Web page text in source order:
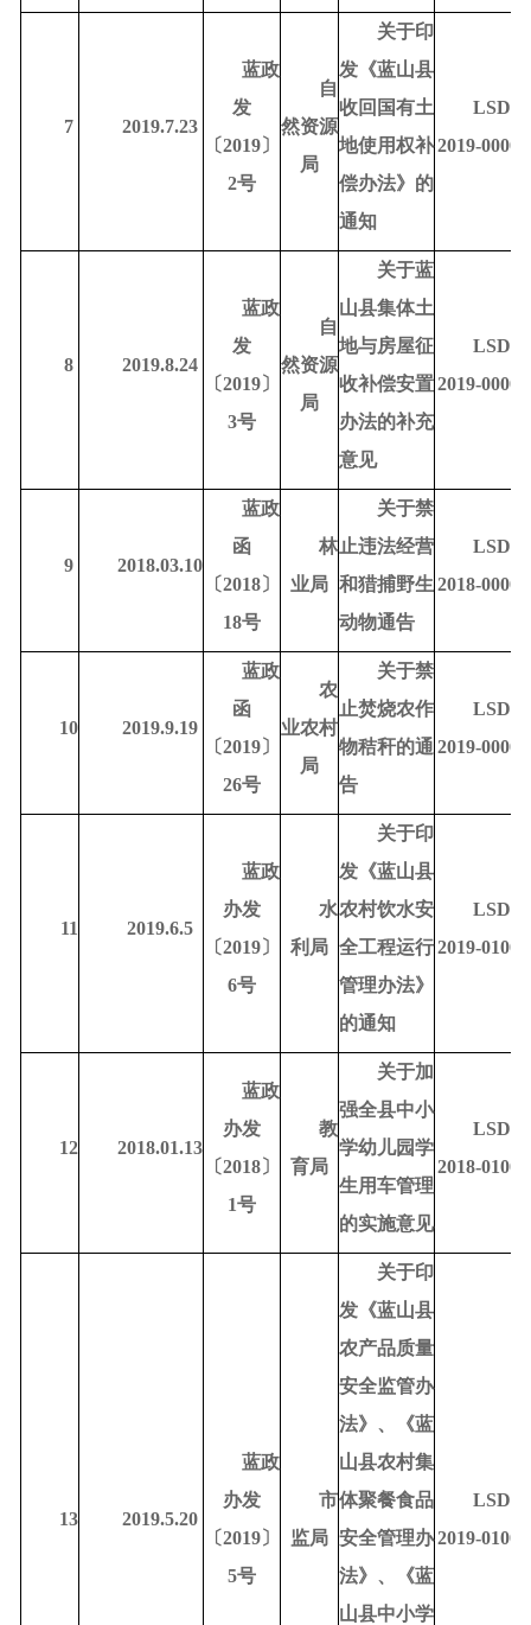
7 2019.7.23
蓝政
发
〔2019〕
2号
自
然资源
局
关于印
发《蓝山县
收回国有土
地使用权补
偿办法》的
通知
LSDR-
2019-00006
8 2019.8.24
蓝政
发
〔2019〕
3号
自
然资源
局
关于蓝
山县集体土
地与房屋征
收补偿安置
办法的补充
意见
LSDR-
2019-00008
9 2018.03.10
蓝政
函
〔2018〕
18号
林
业局
关于禁
止违法经营
和猎捕野生
动物通告
LSDR-
2018-00006
10 2019.9.19
蓝政
函
〔2019〕
26号
农
业农村
局
关于禁
止焚烧农作
物秸秆的通
告
LSDR-
2019-00009
11 2019.6.5
蓝政
办发
〔2019〕
6号
水
利局
关于印
发《蓝山县
农村饮水安
全工程运行
管理办法》
的通知
LSDR-
2019-01003
12 2018.01.13
蓝政
办发
〔2018〕
1号
教
育局
关于加
强全县中小
学幼儿园学
生用车管理
的实施意见
LSDR-
2018-01001
13 2019.5.20
蓝政
办发
〔2019〕
5号
市
监局
关于印
发《蓝山县
农产品质量
安全监管办
法》、《蓝
山县农村集
体聚餐食品
安全管理办
法》、《蓝
山县中小学
LSDR-
2019-01002